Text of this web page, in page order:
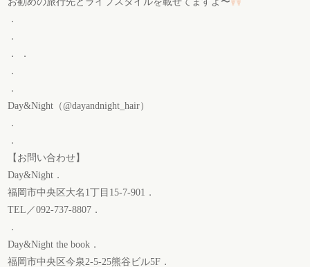
．
．
． ．
．
．
Day&Night（@dayandnight_hair）
．
．
【お問い合わせ】
Day&Night．
福岡市中央区大名1丁目15-7-901．
TEL／092-737-8807．
．
Day&Night the book．
福岡市中央区今泉2-5-25熊谷ビル5F．